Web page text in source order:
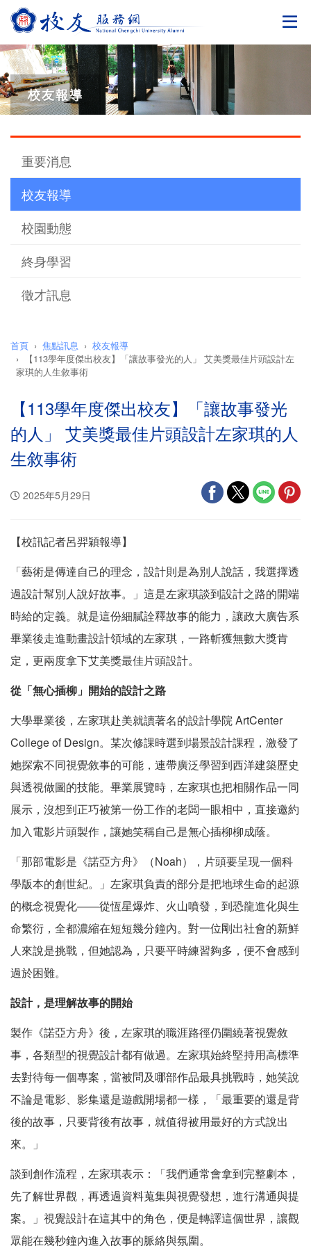
切
校友報導
重要消息
校友報導
校園動態
終身學習
徵才訊息
首頁 焦點訊息
校友報導
【113學年度傑出校友】「讓故事發光的人」 艾美獎最佳片頭設計左
家琪的人生敘事術
【113學年度傑出校友】「讓故事發光
的人」 艾美獎最佳片頭設計左家琪的人
生敘事術
2025年5月29日
【校訊記者呂羿穎報導】
「藝術是傳達自己的理念，設計則是為別人說話，我選擇透
過設計幫別人說好故事。」這是左家琪談到設計之路的開端
時給的定義。就是這份細膩詮釋故事的能力，讓政大廣告系
畢業後走進動畫設計領域的左家琪，一路斬獲無數大獎肯
定，更兩度拿下艾美獎最佳片頭設計。
從「無心插柳」開始的設計之路
大學畢業後，左家琪赴美就讀著名的設計學院 ArtCenter
College of Design。某次修課時選到場景設計課程，激發了
她探索不同視覺敘事的可能，連帶廣泛學習到西洋建築歷史
與透視做圖的技能。畢業展覽時，左家琪也把相關作品一同
展示，沒想到正巧被第一份工作的老闆一眼相中，直接邀約
加入電影片頭製作，讓她笑稱自己是無心插柳柳成蔭。
「那部電影是《諾亞方舟》（Noah），片頭要呈現一個科
學版本的創世紀。」左家琪負責的部分是把地球生命的起源
的概念視覺化——從恆星爆炸、火山噴發，到恐龍進化與生
命繁衍，全都濃縮在短短幾分鐘內。對一位剛出社會的新鮮
人來說是挑戰，但她認為，只要平時練習夠多，便不會感到
過於困難。
設計，是理解故事的開始
製作《諾亞方舟》後，左家琪的職涯路徑仍圍繞著視覺敘
事，各類型的視覺設計都有做過。左家琪始終堅持用高標準
去對待每一個專案，當被問及哪部作品最具挑戰時，她笑說
不論是電影、影集還是遊戲開場都一樣，「最重要的還是背
後的故事，只要背後有故事，就值得被用最好的方式說出
來。」
談到創作流程，左家琪表示：「我們通常會拿到完整劇本，
先了解世界觀，再透過資料蒐集與視覺發想，進行溝通與提
案。」視覺設計在這其中的角色，便是轉譯這個世界，讓觀
眾能在幾秒鐘內進入故事的脈絡與氛圍。